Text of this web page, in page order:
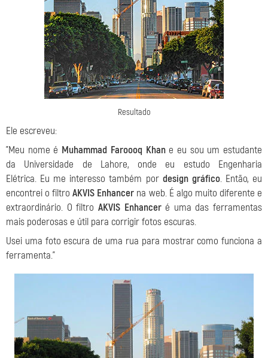
Resultado
Ele escreveu:
"Meu nome é Muhammad Faroooq Khane eu sou um estudante
da Universidade de Lahore, onde eu estudo Engenharia
Elétrica. Eu me interesso também por design gráfico. Então, eu
encontrei o filtroAKVIS Enhancer na web. É algo muito diferente e
extraordinário. O filtro AKVIS Enhanceré uma das ferramentas
mais poderosas e útil para corrigir fotos escuras.
Usei uma foto escura de uma rua para mostrar como funciona a
ferramenta."